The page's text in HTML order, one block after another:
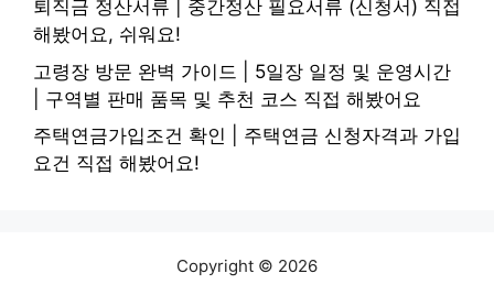
퇴직금 정산서류 | 중간정산 필요서류 (신청서) 직접
해봤어요, 쉬워요!
고령장 방문 완벽 가이드 | 5일장 일정 및 운영시간
| 구역별 판매 품목 및 추천 코스 직접 해봤어요
주택연금가입조건 확인 | 주택연금 신청자격과 가입
요건 직접 해봤어요!
Copyright © 2026